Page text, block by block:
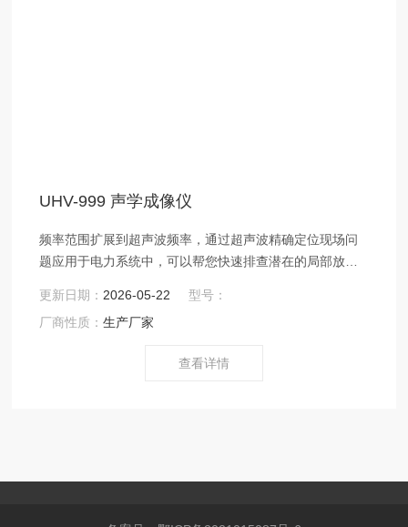
UHV-999 声学成像仪
频率范围扩展到超声波频率，通过超声波精确定位现场问
题应用于电力系统中，可以帮您快速排查潜在的局部放电
变的工作环境
更新日期： 2026-05-22
型号：
厂商性质：生产厂家
查看详情